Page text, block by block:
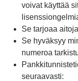
voivat käyttää
Se tarjoaa
Se hyväksyy
numeroa
seuraavasti: